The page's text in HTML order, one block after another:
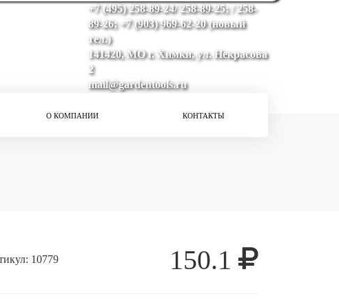
+7 (495) 258-89-24/ 258-89-25; / 258-
89-26; +7 (903) 969-62-20 (новый
тел.)
141420, МО г. Химки, ул. Некрасова
2
mail@gardentools.ru
О КОМПАНИИ КОНТАКТЫ
10779 150.1